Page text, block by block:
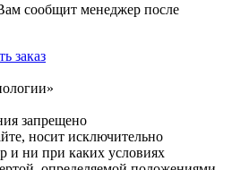
сообщит менеджер после
заказ
запрещено
носит исключительно
и ни при каких условиях